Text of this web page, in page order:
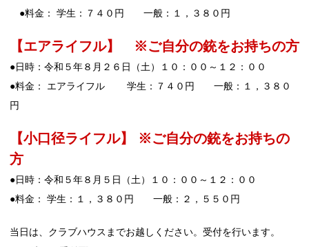
●料金： 学生：７４０円 一般：１，３８０円
【エアライフル】 ※ご自分の銃をお持ちの方
●日時：令和５年８月２６日（土）１０：００～１２：００
●料金： エアライフル 学生：７４０円 一般：１，３８０
円
【小口径ライフル】 ※ご自分の銃をお持ちの
方
●日時：令和５年８月５日（土）１０：００～１２：００
●料金： 学生：１，３８０円 一般：２，５５０円
当日は、クラブハウスまでお越しください。受付を行います。